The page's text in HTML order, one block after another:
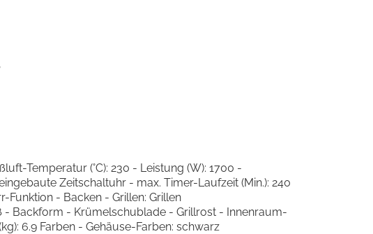
Temperatur (°C): 230 - Leistung (W): 1700 -
Zeitschaltuhr - max. Timer-Laufzeit (Min.): 240
- Backen - Grillen: Grillen
Backform - Krümelschublade - Grillrost - Innenraum-
6.9 Farben - Gehäuse-Farben: schwarz